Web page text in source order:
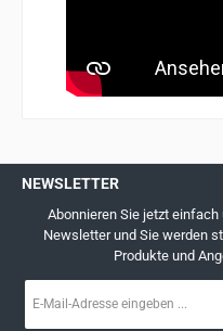
NEWSLETTER
Abonnieren Sie jetzt
Newsletter und Sie werden
Produkte und
Mail-